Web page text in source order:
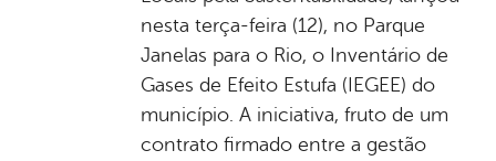
nesta terça-feira (12), no Parque
Janelas para o Rio, o Inventário de
Gases de Efeito Estufa (IEGEE) do
município. A iniciativa, fruto de um
contrato firmado entre a gestão